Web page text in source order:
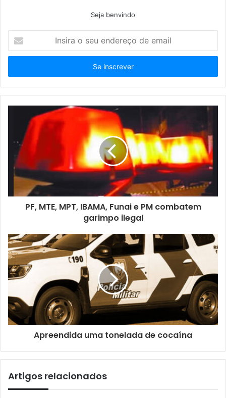
Seja benvindo
seu
de
email
PF, MTE, MPT, IBAMA, Funai e PM combatem
garimpo ilegal
Apreendida uma tonelada de cocaína
Artigos relacionados